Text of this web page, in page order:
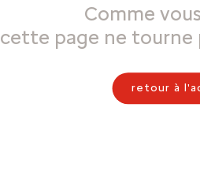
Comme
cette page ne tourne
retour à